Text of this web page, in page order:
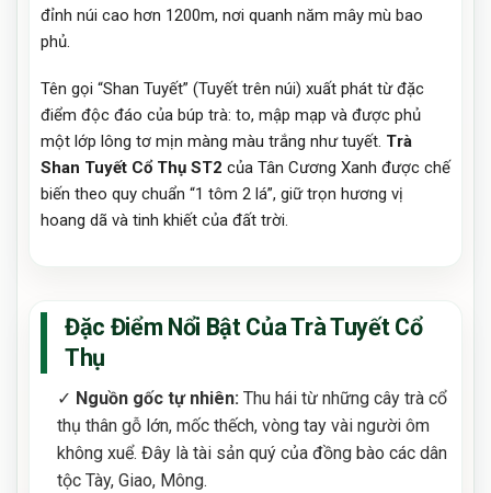
đỉnh núi cao hơn 1200m, nơi quanh năm mây mù bao
phủ.
Tên gọi “Shan Tuyết” (Tuyết trên núi) xuất phát từ đặc
điểm độc đáo của búp trà: to, mập mạp và được phủ
một lớp lông tơ mịn màng màu trắng như tuyết. Trà
Shan Tuyết Cổ Thụ ST2 của Tân Cương Xanh được chế
biến theo quy chuẩn “1 tôm 2 lá”, giữ trọn hương vị
hoang dã và tinh khiết của đất trời.
Đặc Điểm Nổi Bật Của Trà Tuyết Cổ
Thụ
✓ Nguồn gốc tự nhiên: Thu hái từ những cây trà cổ
thụ thân gỗ lớn, mốc thếch, vòng tay vài người ôm
không xuể. Đây là tài sản quý của đồng bào các dân
tộc Tày, Giao, Mông.